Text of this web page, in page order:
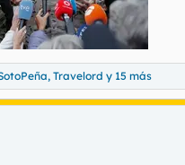
, Travelord y 15 más